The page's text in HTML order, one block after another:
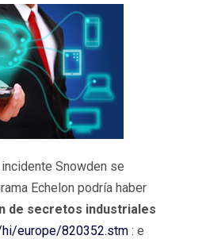
Snowden se
Echelon podría haber
de secretos industriales
europe/820352.stm : e